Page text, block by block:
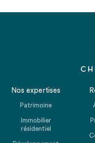
Nos expertises
Patrimoine
Immobilier
résidentiel